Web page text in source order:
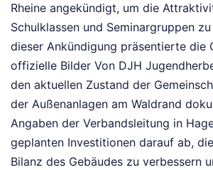
Rheine angekündigt, um die
Schulklassen und Seminargruppen
dieser Ankündigung präsentierte die
offizielle Bilder Von DJH
den aktuellen Zustand der
der Außenanlagen am Waldrand
Angaben der Verbandsleitung in
geplanten Investitionen darauf ab,
Bilanz des Gebäudes zu verbessern